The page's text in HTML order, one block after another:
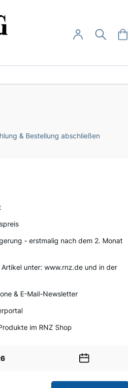
User-Menü
Anmelden
& Bestellung abschließen
- erstmalig nach dem 2. Monat
unter: www.rnz.de und in der
& E-Mail-Newsletter
im RNZ Shop